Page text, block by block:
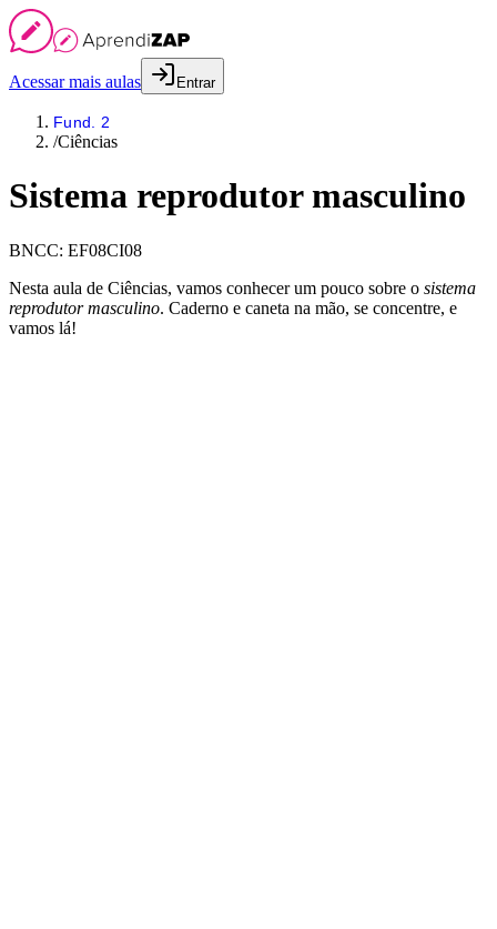
Acessar mais aulas Entrar
Fund. 2
/Ciências
Sistema reprodutor masculino
BNCC: EF08CI08
Nesta aula de Ciências, vamos conhecer um pouco sobre o sistema
reprodutor masculino. Caderno e caneta na mão, se concentre, e
vamos lá!